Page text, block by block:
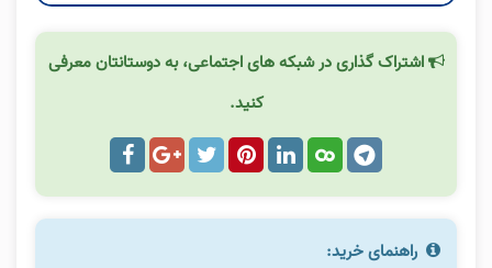
اشتراک گذاری در شبکه های اجتماعی، به دوستانتان معرفی
کنید.
راهنمای خرید: